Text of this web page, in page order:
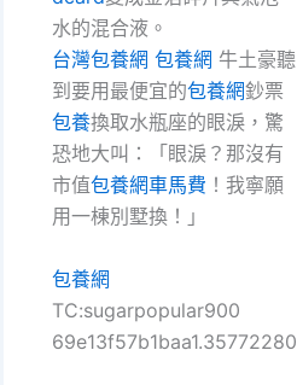
水的混合液。
台灣包養網 包養網 牛土豪聽
到要用最便宜的包養網鈔票
包養換取水瓶座的眼淚，驚
恐地大叫：「眼淚？那沒有
市值包養網車馬費 ！我寧願
用一棟別墅換！」
包養網
TC:sugarpopular900
69e13f57b1baa1.35772280